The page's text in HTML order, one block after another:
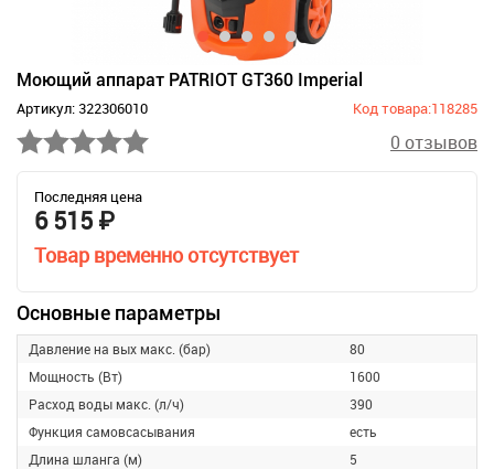
Моющий аппарат PATRIOT GT360 Imperial
Артикул: 322306010 Код товара:118285
0 отзывов
Последняя цена
6 515 ₽
Товар временно отсутствует
Основные параметры
Давление на вых макс. (бар)
80
Мощность (Вт)
1600
Расход воды макс. (л/ч)
390
Функция самовсасывания
есть
Длина шланга (м)
5